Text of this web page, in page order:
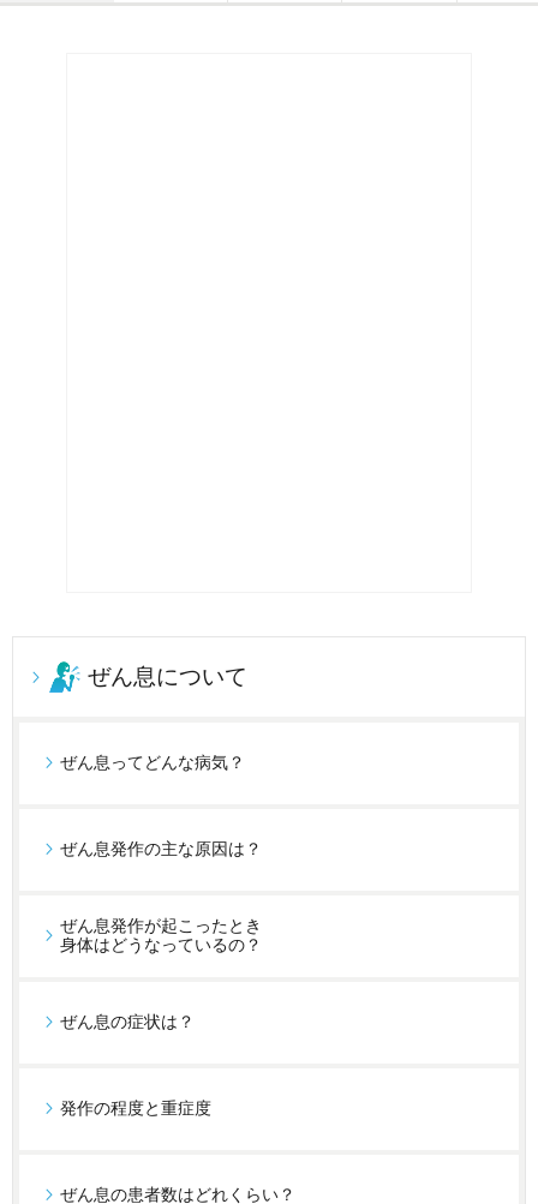
ぜん息について
ぜん息ってどんな病気？
ぜん息発作の主な原因は？
ぜん息発作が起こったとき
身体はどうなっているの？
ぜん息の症状は？
発作の程度と重症度
ぜん息の患者数はどれくらい？